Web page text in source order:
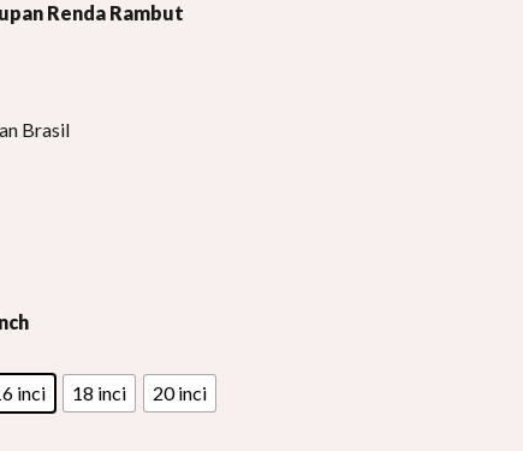
Renda Rambut
Brasil
inci 18 inci 20 inci